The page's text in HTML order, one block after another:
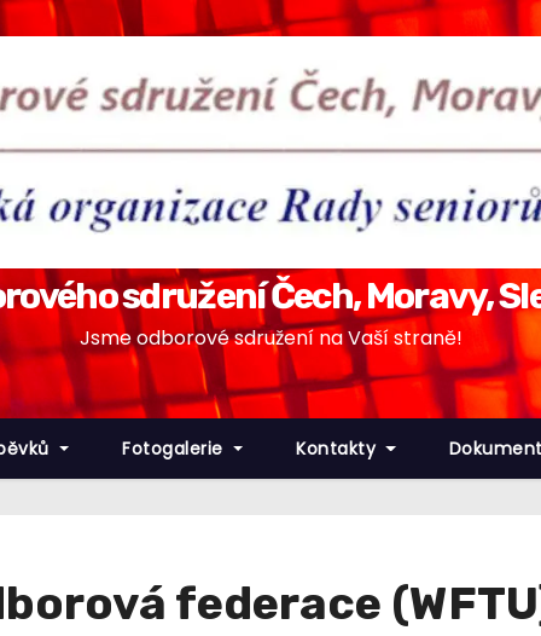
sdružení Čech, Moravy,
Jsme odborové sdružení na Vaší straně!
Fotogalerie Kontakty
federace